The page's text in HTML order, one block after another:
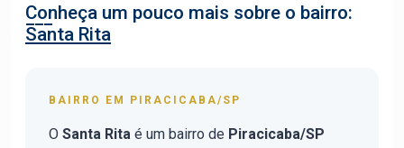
Conheça um pouco mais sobre o bairro:
Santa Rita
BAIRRO EM PIRACICABA/SP
O Santa Rita é um bairro de Piracicaba/SP